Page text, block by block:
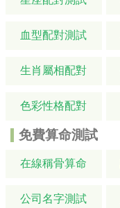
血型配對測試
生肖屬相配對
色彩性格配對
免費算命測試
在線稱骨算命
公司名字測試